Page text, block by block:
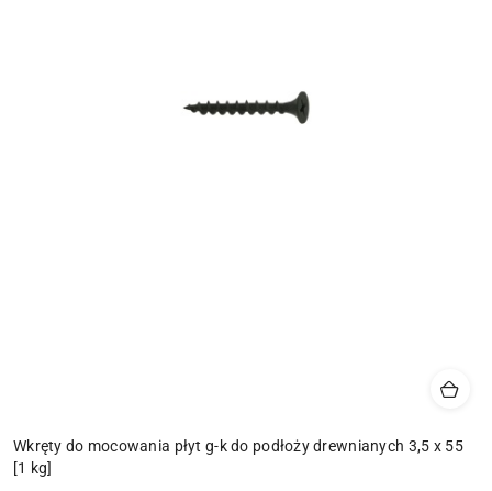
Wkręty do mocowania płyt g-k do podłoży drewnianych 3,5 x 55
[1 kg]